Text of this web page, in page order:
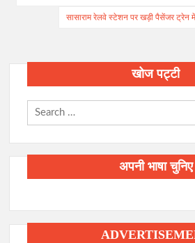
सासाराम रेलवे स्टेशन पर खड़ी पैसेंजर ट्रेन
खोज पट्टी
अपनी भाषा चुनिए